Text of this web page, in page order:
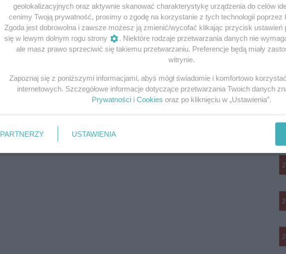
geolokalizacyjnych oraz aktywnie skanować charakterystykę urządzenia do celów
cenimy Twoją prywatność, prosimy o zgodę na korzystanie z tych technologii poprzez
Zgoda jest dobrowolna i zawsze możesz ją zmienić/wycofać klikając przycisk ustawień
się w lewym dolnym rogu strony
. Niektóre rodzaje przetwarzania danych nie
ale masz prawo sprzeciwić się takiemu przetwarzaniu. Preferencje będą miały
witrynie.
Zapoznaj się z poniższymi informacjami, abyś mógł świadomie i komfortowo
internetowych. Szczegółowe informacje dotyczące przetwarzania Twoich danych
Prywatności i Cookies oraz po kliknięciu w „Ustawienia”.
PARTNERZY USTAWIENIA